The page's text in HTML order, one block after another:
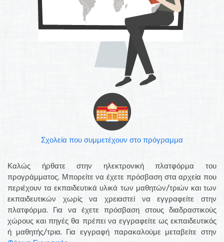
Σχολεία που συμμετέχουν στο πρόγραμμα
Καλώς ήρθατε στην ηλεκτρονική πλατφόρμα του
προγράμματος. Μπορείτε να έχετε πρόσβαση στα αρχεία που
περιέχουν τα εκπαιδευτικά υλικά των μαθητών/τριών και των
εκπαιδευτικών χωρίς να χρειαστεί να εγγραφείτε στην
πλατφόρμα. Για να έχετε πρόσβαση στους διαδραστικούς
χώρους και πηγές θα πρέπει να εγγραφείτε ως εκπαιδευτικός
ή μαθητής/τρια. Για εγγραφή παρακαλούμε μεταβείτε στην